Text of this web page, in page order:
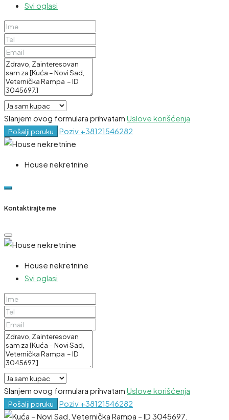
Svi oglasi
Slanjem ovog formulara prihvatam Uslove korišćenja
Pošalji poruku Poziv +38121546282
House nekretnine
Kontaktirajte me
House nekretnine
Svi oglasi
Slanjem ovog formulara prihvatam Uslove korišćenja
Pošalji poruku Poziv +38121546282